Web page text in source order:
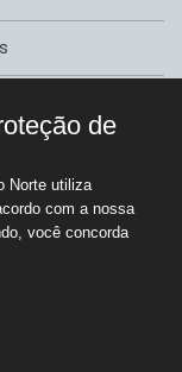
de
Norte utiliza
com a nossa
você concorda